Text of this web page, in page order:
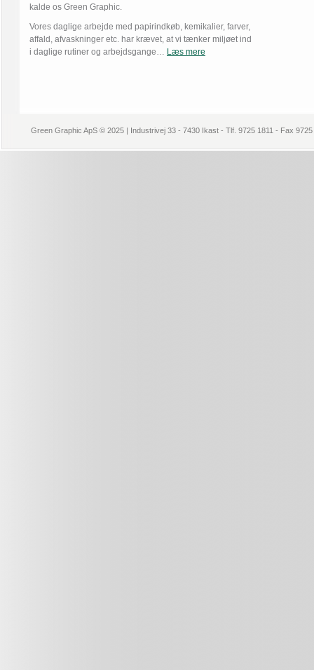
kalde os Green Graphic.
Vores daglige arbejde med papirindkøb, kemikalier, farver,
affald, afvaskninger etc. har krævet, at vi tænker miljøet ind
i daglige rutiner og arbejdsgange… Læs mere
Green Graphic ApS © 2025 | Industrivej 33 - 7430 Ikast - Tlf. 9725 1811 - Fax